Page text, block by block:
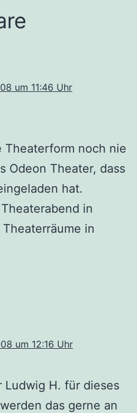
um 11:46 Uhr
Theaterform noch nie
Odeon Theater, dass
hat.
in
in
um 12:16 Uhr
Ludwig H. für dieses
das gerne an